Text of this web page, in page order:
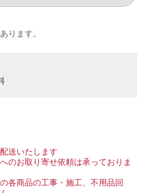
ります。
送いたします
のお取り寄せ依頼は承っておりま
各商品の工事・施工、不用品回